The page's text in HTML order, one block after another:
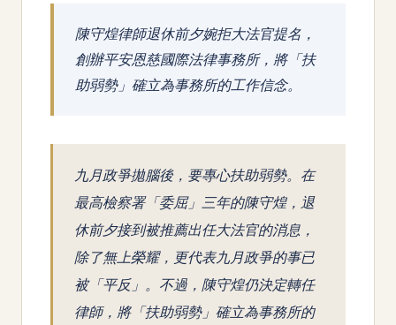
陳守煌律師退休前夕婉拒大法官提名，
創辦平安恩慈國際法律事務所，將「扶
助弱勢」確立為事務所的工作信念。
九月政爭拋腦後，要專心扶助弱勢。在
最高檢察署「委屈」三年的陳守煌，退
休前夕接到被推薦出任大法官的消息，
除了無上榮耀，更代表九月政爭的事已
被「平反」。不過，陳守煌仍決定轉任
律師，將「扶助弱勢」確立為事務所的